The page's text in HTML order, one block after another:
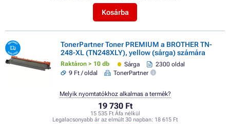
Kosárba
TonerPartner Toner PREMIUM a BROTHER TN-
248-XL (TN248XLY), yellow (sárga) számára
Raktáron > 10 db Sárga
2300 oldal
9 Ft / oldal
TonerPartner
19 730 Ft
15 535 Ft Áfa nélkül
Legalacsonyabb ár az elmúlt 30 napban: 18 615 Ft
Melyik nyomtatókhoz alkalmas a termék?